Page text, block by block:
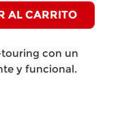
AL CARRITO
con un
y funcional.